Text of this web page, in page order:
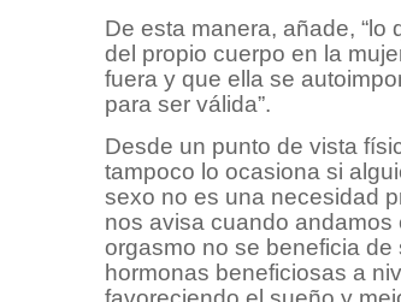
De esta manera, añade,
del propio cuerpo en la
fuera y que ella se
para ser válida”.
Desde un punto de vista
tampoco lo ocasiona si
sexo no es una necesidad
nos avisa cuando andamos
orgasmo no se beneficia
hormonas beneficiosas a